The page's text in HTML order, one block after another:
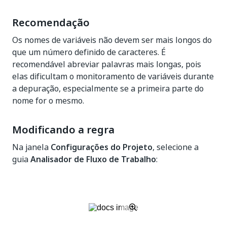
Recomendação
Os nomes de variáveis não devem ser mais longos do
que um número definido de caracteres. É
recomendável abreviar palavras mais longas, pois
elas dificultam o monitoramento de variáveis durante
a depuração, especialmente se a primeira parte do
nome for o mesmo.
Modificando a regra
Na janela Configurações do Projeto, selecione a
guiaAnalisador de Fluxo de Trabalho: